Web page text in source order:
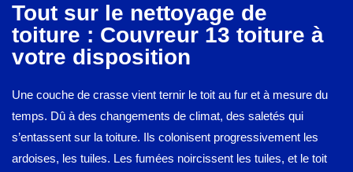
Tout sur le nettoyage de
toiture : Couvreur 13 toiture à
votre disposition
Une couche de crasse vient ternir le toit au fur et à mesure du
temps. Dû à des changements de climat, des saletés qui
s’entassent sur la toiture. Ils colonisent progressivement les
ardoises, les tuiles. Les fumées noircissent les tuiles, et le toit